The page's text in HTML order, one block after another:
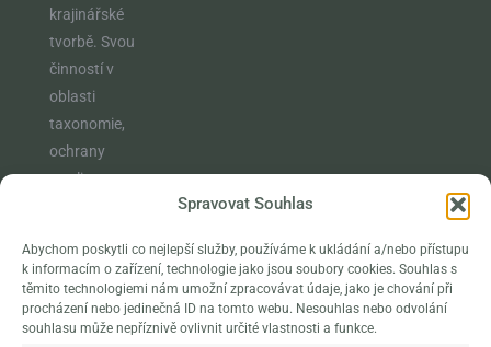
Spravovat Souhlas
Abychom poskytli co nejlepší služby, používáme k ukládání a/nebo přístupu
k informacím o zařízení, technologie jako jsou soubory cookies. Souhlas s
těmito technologiemi nám umožní zpracovávat údaje, jako je chování při
procházení nebo jedinečná ID na tomto webu. Nesouhlas nebo odvolání
souhlasu může nepříznivě ovlivnit určité vlastnosti a funkce.
krajinářské
tvorbě. Svou
činností v
oblasti
taxonomie,
ochrany
rostlin,
naplňuje
poslání
klasické